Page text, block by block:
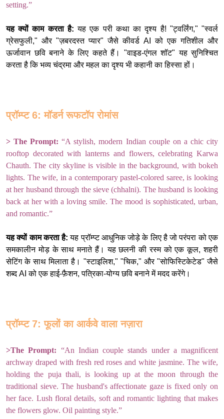
setting.”
यह क्यों काम करता है:यह एक परी कथा का दृश्य है! "ट्वर्लिंग," "स्वर्ल
ग्रेसफुली," और "ज़बरदस्त प्यार" जैसे कीवर्ड AI को एक गतिशील और
ऊर्जावान छवि बनाने के लिए कहते हैं। "वाइड-एंगल शॉट" यह सुनिश्चित
करता है कि भव्य चंद्रमा और महल का दृश्य भी कहानी का हिस्सा हों।
प्रॉम्प्ट 6: मॉडर्न रूफटॉप रोमांस
> The Prompt: “A stylish, modern Indian couple on a chic city
rooftop decorated with lanterns and flowers, celebrating Karwa
Chauth. The city skyline is visible in the background, with bokeh
lights. The wife, in a contemporary pastel-colored saree, is looking
at her husband through the sieve (chhalni). The husband is looking
back at her with a loving smile. The mood is sophisticated, urban,
and romantic.”
यह क्यों काम करता है: यह प्रॉम्प्ट आधुनिक जोड़े के लिए है जो परंपरा को एक
समकालीन मोड़ के साथ मनाते हैं। यह छलनी की रस्म को एक कूल, शहरी
सेटिंग के साथ मिलाता है। "स्टाइलिश," "चिक," और "सोफिस्टिकेटेड" जैसे
शब्द AI को एक हाई-फ़ैशन, पत्रिका-योग्य छवि बनाने में मदद करेंगे।
प्रॉम्प्ट 7: फूलों का आर्कवे वाला नज़ारा
>The Prompt: “An Indian couple stands under a magnificent
archway draped with fresh red roses and white jasmine. The wife,
holding the puja thali, is looking up at the moon through the
traditional sieve. The husband's affectionate gaze is fixed only on
her face. Lush floral details, soft and romantic lighting that makes
the flowers glow. Oil painting style.”